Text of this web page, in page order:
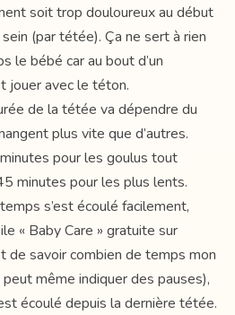
soit trop douloureux au début
(par tétée). Ça ne sert à rien
le bébé car au bout d’un
jouer avec le téton.
de la tétée va dépendre du
plus vite que d’autres.
pour les goulus tout
minutes pour les plus lents.
s’est écoulé facilement,
« Baby Care » gratuite sur
de savoir combien de temps mon
même indiquer des pauses),
écoulé depuis la dernière tétée.